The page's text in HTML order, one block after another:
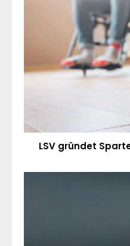
LSV gründet